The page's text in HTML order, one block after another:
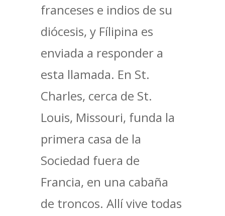
franceses e indios de su
diócesis, y Fílipina es
enviada a responder a
esta llamada. En St.
Charles, cerca de St.
Louis, Missouri, funda la
primera casa de la
Sociedad fuera de
Francia, en una cabaña
de troncos. Allí vive todas